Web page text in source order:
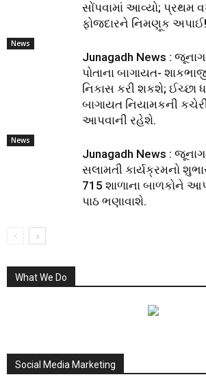
સોંપવામાં આવ્યો; પ્રથમ
ફોજદારને નિમણૂક અપાઈ!
News
Junagadh News :
પોતાના બાગાયત-
નિકાસ કરી શકશે; ઈચ્છા
બાગાયત નિયામકની
આપવાની રહેશે.
News
Junagadh News :
સલામતી કાર્યક્રમનો
715 શાળાના બાળકોને
પાઠ ભણાવાશે.
What We Do
Social Media Marketing